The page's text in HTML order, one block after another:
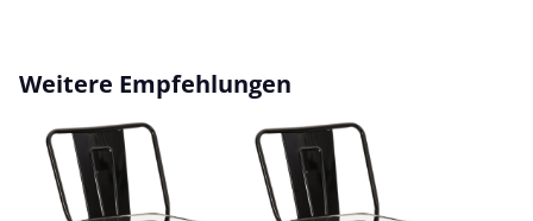
Produktgalerie überspringen
Weitere Empfehlungen